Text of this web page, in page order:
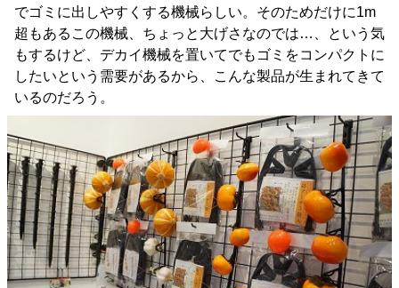
でゴミに出しやすくする機械らしい。そのためだけに1m
超もあるこの機械、ちょっと大げさなのでは…、という気
もするけど、デカイ機械を置いてでもゴミをコンパクトに
したいという需要があるから、こんな製品が生まれてきて
いるのだろう。